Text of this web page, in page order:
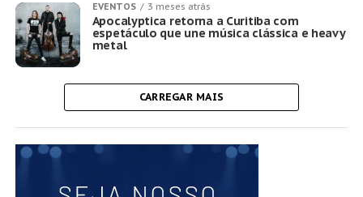
EVENTOS 3 meses atrás
Apocalyptica retorna a Curitiba com
espetáculo que une música clássica e heavy
metal
CARREGAR MAIS